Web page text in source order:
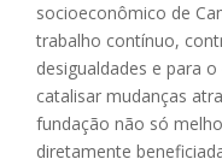
socioeconômico de
trabalho contínuo,
desigualdades e para
catalisar mudanças
fundação não só
diretamente